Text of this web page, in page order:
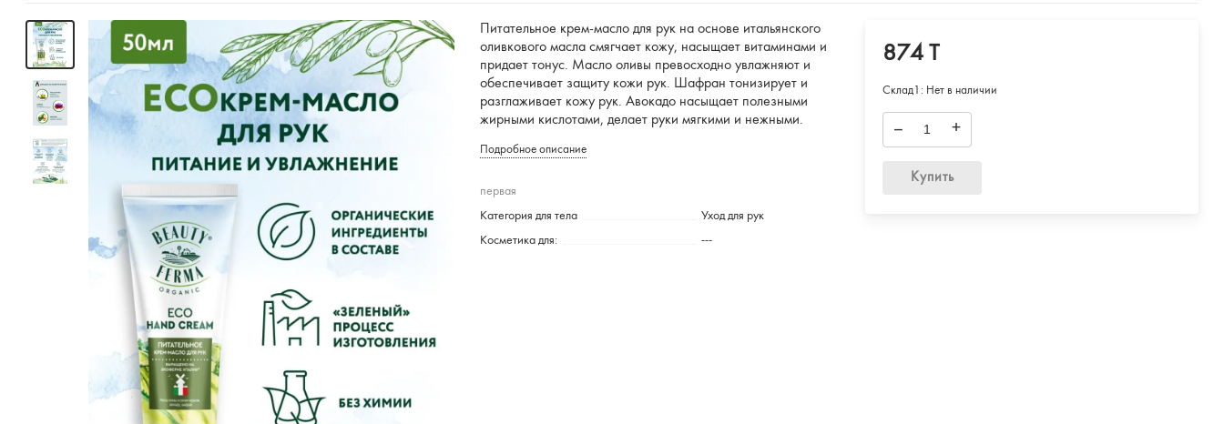
Питательное крем-масло для рук на основе итальянского
оливкового масла смягчает кожу, насыщает витаминами и
придает тонус. Масло оливы превосходно увлажняют и
обеспечивает защиту кожи рук. Шафран тонизирует и
разглаживает кожу рук. Авокадо насыщает полезными
жирными кислотами, делает руки мягкими и нежными.
Подробное описание
первая
Категория для тела Уход для рук
Косметика для: ---
874 T
Склад1: Нет в наличии
– +
Купить